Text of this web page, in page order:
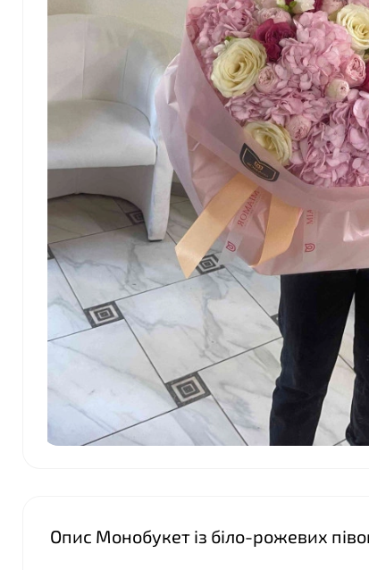
Опис Монобукет із біло-рожевих